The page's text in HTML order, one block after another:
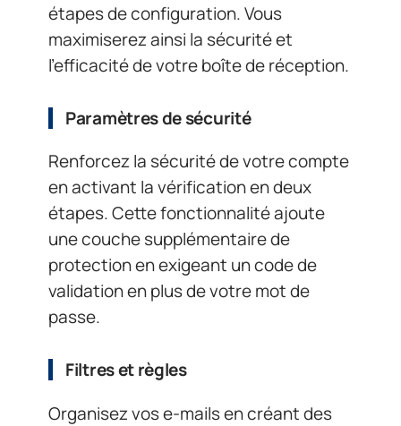
étapes de configuration. Vous
maximiserez ainsi la sécurité et
l’efficacité de votre boîte de réception.
Paramètres de sécurité
Renforcez la sécurité de votre compte
en activant la vérification en deux
étapes. Cette fonctionnalité ajoute
une couche supplémentaire de
protection en exigeant un code de
validation en plus de votre mot de
passe.
Filtres et règles
Organisez vos e-mails en créant des